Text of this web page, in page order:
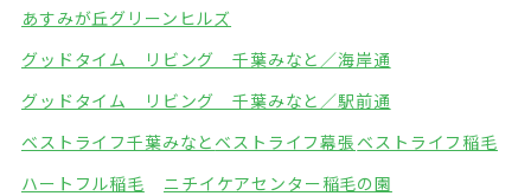
あすみが丘グリーンヒルズ
グッドタイム リビング 千葉みなと／海岸通
グッドタイム リビング 千葉みなと／駅前通
ベストライフ千葉みなと ベストライフ幕張 ベストライフ稲毛
ハートフル稲毛
ニチイケアセンター稲毛の園